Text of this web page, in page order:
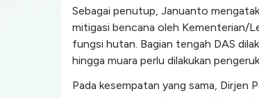
Sebagai penutup, Januanto
mitigasi bencana oleh Kementerian/
fungsi hutan. Bagian tengah DAS
hingga muara perlu dilakukan
Pada kesempatan yang sama, Dirjen